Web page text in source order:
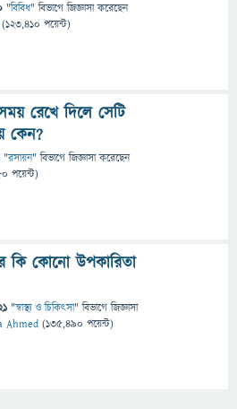
"বিবিধ" বিভাগে জিজ্ঞাসাকরেছেন
(123,410 পয়েন্ট)
রেখে দিলে সেটি
কেন?
"রসায়ন" বিভাগে জিজ্ঞাসাকরেছেন
পয়েন্ট)
কি কোনো উপকারিতা
"স্বাস্থ্য ও চিকিৎসা" বিভাগে জিজ্ঞাসা
Ahmed (135,490 পয়েন্ট)